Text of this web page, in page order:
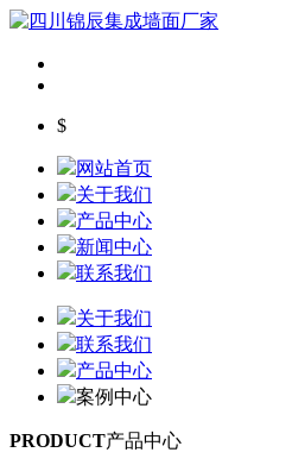
$
网站首页
关于我们
产品中心
新闻中心
联系我们
关于我们
联系我们
产品中心
案例中心
PRODUCT产品中心